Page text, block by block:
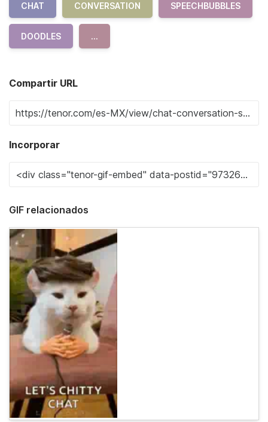
CHAT CONVERSATION SPEECHBUBBLES
DOODLES ...
Compartir URL
Incorporar
GIF relacionados